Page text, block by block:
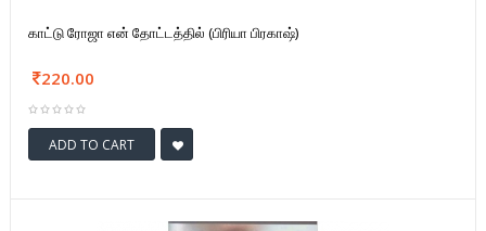
காட்டு ரோஜா என் தோட்டத்தில் (பிரியா பிரகாஷ்)
220.00
ADD TO CART